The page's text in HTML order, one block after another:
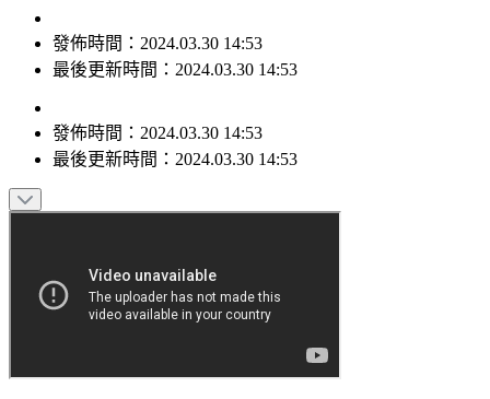
發佈時間：2024.03.30 14:53
最後更新時間：2024.03.30 14:53
發佈時間： 2024.03.30 14:53
最後更新時間： 2024.03.30 14:53